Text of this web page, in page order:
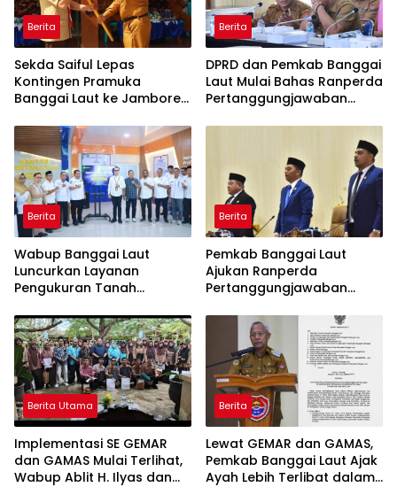
Berita
Sekda Saiful Lepas
Kontingen Pramuka
Banggai Laut ke Jambore
Jaga Nama Daerah
Berita
DPRD dan Pemkab Banggai
Laut Mulai Bahas Ranperda
Pertanggungjawaban
Berita
Wabup Banggai Laut
Luncurkan Layanan
Pengukuran Tanah
Akses dan Tingkatkan
Kepastian Hukum
Berita
Pemkab Banggai Laut
Ajukan Ranperda
Pertanggungjawaban
Pendapatan Tembus 97,02
Berita Utama
Implementasi SE GEMAR
dan GAMAS Mulai Terlihat,
Wabup Ablit H. Ilyas dan
Berita
Lewat GEMAR dan GAMAS,
Pemkab Banggai Laut Ajak
Ayah Lebih Terlibat dalam